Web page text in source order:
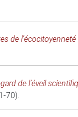
de l’écocitoyenneté
de l’éveil
70).